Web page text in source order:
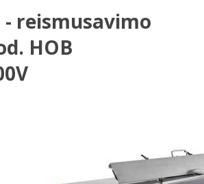
reismusavimo
HOB